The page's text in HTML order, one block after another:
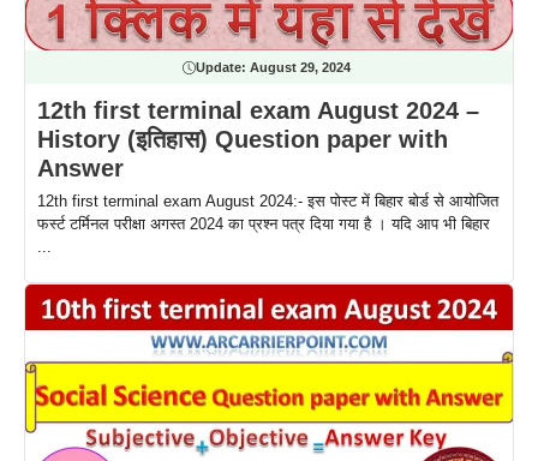
Update: August 29, 2024
12th first terminal exam August 2024 –
History (इतिहास) Question paper with
Answer
12th first terminal exam August 2024:- इस पोस्ट में बिहार बोर्ड से आयोजित
फर्स्ट टर्मिनल परीक्षा अगस्त 2024 का प्रश्न पत्र दिया गया है । यदि आप भी बिहार
...